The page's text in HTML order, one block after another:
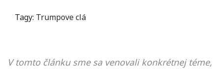
Tagy: Trumpove clá
V tomto článku sme sa venovali konkrétnej téme,